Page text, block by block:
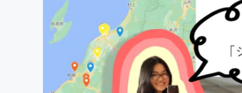
アート・写真
テクノロジー・ガジェット
映像・映画